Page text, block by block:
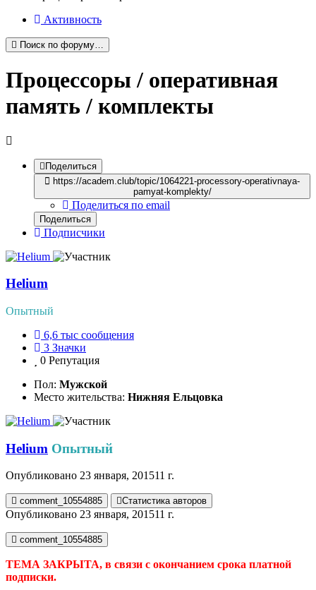
Активность
Поиск по форуму…
Процессоры / оперативная
память / комплекты
Поделиться
https://academ.club/topic/1064221-processory-operativnaya-
pamyat-komplekty/
Поделиться по email
Поделиться
Подписчики
Helium
Опытный
6,6 тыс сообщения
3 Значки
0 Репутация
Пол: Мужской
Место жительства: Нижняя Ельцовка
Helium Опытный
Опубликовано 23 января, 201511 г.
comment_10554885 Статистика авторов
Опубликовано 23 января, 201511 г.
comment_10554885
ТЕМА ЗАКРЫТА, в связи с окончанием срока платной
подписки.